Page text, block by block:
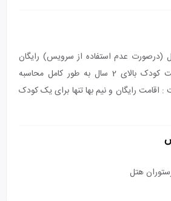
کودک زیر 2 سال (درصورت عدم استفاده از سرویس) رایگان
می‌باشد و هزینه‌ی اقامت کودک بالای 2 سال به طور کامل محاسبه
اقامت رایگان و نیم بها تنها برای یک کودک
هتل